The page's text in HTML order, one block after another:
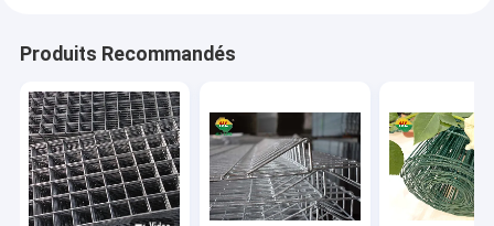
Produits Recommandés